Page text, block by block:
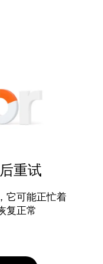
重试
它可能正忙着
复正常